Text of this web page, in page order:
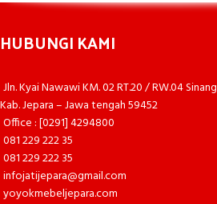
HUBUNGI KAMI
Jln. Kyai Nawawi KM. 02 RT.20 / RW.04
Kab. Jepara – Jawa tengah 59452
Office : [0291] 4294800
081 229 222 35
081 229 222 35
infojatijepara@gmail.com
yoyokmebeljepara.com